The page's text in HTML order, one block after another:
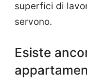
superfici di
servono.
Esiste